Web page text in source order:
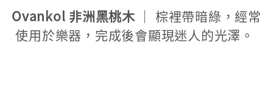
Ovankol 非洲黑桃木｜ 棕裡帶暗綠，經常
使用於樂器，完成後會顯現迷人的光澤。